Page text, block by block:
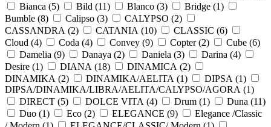
Bianca (5) Bild (11) Blanco (3) Bridge (1)
Bumble (8) Calipso (3) CALYPSO (2)
CASSANDRA (2) CATANIA (10) CLASSIC (6)
Cloud (4) Coda (4) Convey (9) Copter (2) Cube (6)
Damelia (9) Danaya (2) Daniela (3) Darina (4)
Desire (1) DIANA (18) DINAMICA (2)
DINAMIKA (2) DINAMIKA/AELITA (1) DIPSA (1)
DIPSA/DINAMIKA/LIBRA/AELITA/CALYPSO/AGORA (1)
DIRECT (5) DOLCE VITA (4) Drum (1) Duna (11)
Duo (1) Eco (2) ELEGANCE (9)
Elegance /Classic